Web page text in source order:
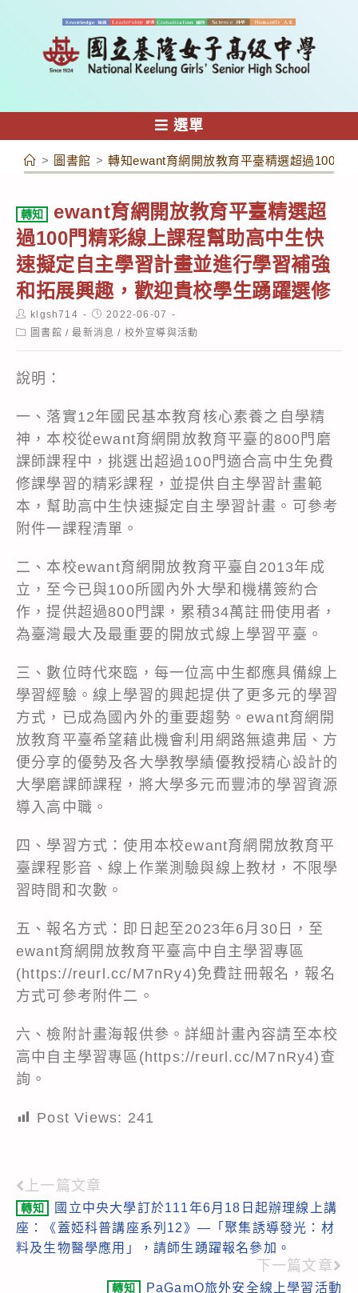
容
選單
> 圖書館 > 轉知ewant育網開放教育平臺精選超過100門
轉知
ewant育網開放教育平臺精選超
過100門精彩線上課程幫助高中生快
速擬定自主學習計畫並進行學習補強
和拓展興趣，歡迎貴校學生踴躍選修
Post
author:
klgsh714
Post
published:
2022-06-07
Post圖書館 / 最新消息 / 校外宣導與活動
說明：
一、落實12年國民基本教育核心素養之自學精
神，本校從ewant育網開放教育平臺的800門磨
課師課程中，挑選出超過100門適合高中生免費
修課學習的精彩課程，並提供自主學習計畫範
本，幫助高中生快速擬定自主學習計畫。可參考
附件一課程清單。
二、本校ewant育網開放教育平臺自2013年成
立，至今已與100所國內外大學和機構簽約合
作，提供超過800門課，累積34萬註冊使用者，
為臺灣最大及最重要的開放式線上學習平臺。
三、數位時代來臨，每一位高中生都應具備線上
學習經驗。線上學習的興起提供了更多元的學習
方式，已成為國內外的重要趨勢。ewant育網開
放教育平臺希望藉此機會利用網路無遠弗屆、方
便分享的優勢及各大學教學績優教授精心設計的
大學磨課師課程，將大學多元而豐沛的學習資源
導入高中職。
四、學習方式：使用本校ewant育網開放教育平
臺課程影音、線上作業測驗與線上教材，不限學
習時間和次數。
五、報名方式：即日起至2023年6月30日，至
ewant育網開放教育平臺高中自主學習專區
(https://reurl.cc/M7nRy4)免費註冊報名，報名
方式可參考附件二。
六、檢附計畫海報供參。詳細計畫內容請至本校
高中自主學習專區(https://reurl.cc/M7nRy4)查
詢。
Post Views: 241
Read
more
articles
上一篇文章
轉知
國立中央大學訂於111年6月18日起辦理線上講
座：《蓋婭科普講座系列12》—「聚集誘導發光：材
料及生物醫學應用」，請師生踴躍報名參加。
下一篇文章
轉知 PaGamO旅外安全線上學習活動